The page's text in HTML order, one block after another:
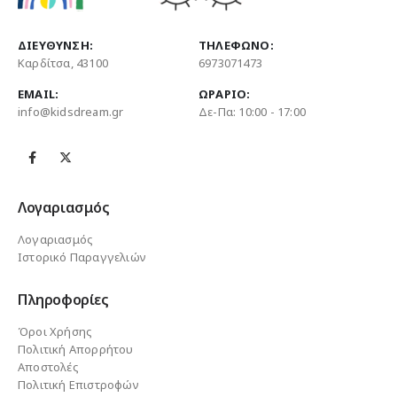
ΔΙΕΎΘΥΝΣΗ:
Καρδίτσα, 43100
ΤΗΛΈΦΩΝΟ:
6973071473
EMAIL:
info@kidsdream.gr
ΩΡΆΡΙΟ:
Δε-Πα: 10:00 - 17:00
Λογαριασμός
Λογαριασμός
Ιστορικό Παραγγελιών
Πληροφορίες
Όροι Χρήσης
Πολιτική Απορρήτου
Αποστολές
Πολιτική Επιστροφών